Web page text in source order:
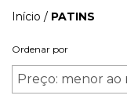
Início / PATINS
Ordenar por